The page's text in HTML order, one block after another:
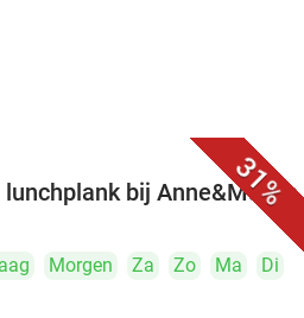
31%
lunchplank bij Anne&Max in
Morgen Za Zo Ma
Di